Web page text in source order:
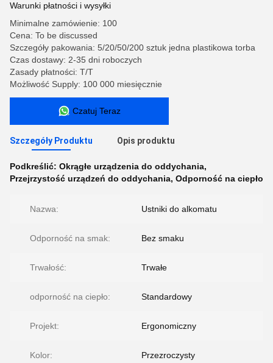
Warunki płatności i wysyłki
Minimalne zamówienie: 100
Cena: To be discussed
Szczegóły pakowania: 5/20/50/200 sztuk jedna plastikowa torba
Czas dostawy: 2-35 dni roboczych
Zasady płatności: T/T
Możliwość Supply: 100 000 miesięcznie
Czatuj Teraz
Szczegóły Produktu Opis produktu
Podkreślić: Okrągłe urządzenia do oddychania,
Przejrzystość urządzeń do oddychania, Odporność na ciepło
Nazwa: Ustniki do alkomatu
Odporność na smak: Bez smaku
Trwałość: Trwałe
odporność na ciepło: Standardowy
Projekt: Ergonomiczny
Kolor: Przezroczysty